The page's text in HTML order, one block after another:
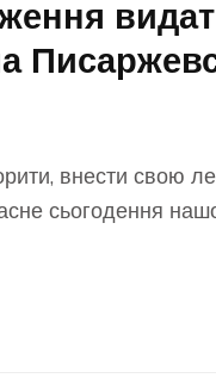
внести свою
сьогодення